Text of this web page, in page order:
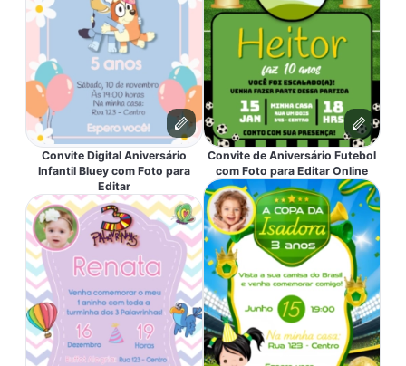
Convite Digital Aniversário
Infantil Bluey com Foto para
Editar
Convite de Aniversário Futebol
com Foto para Editar Online